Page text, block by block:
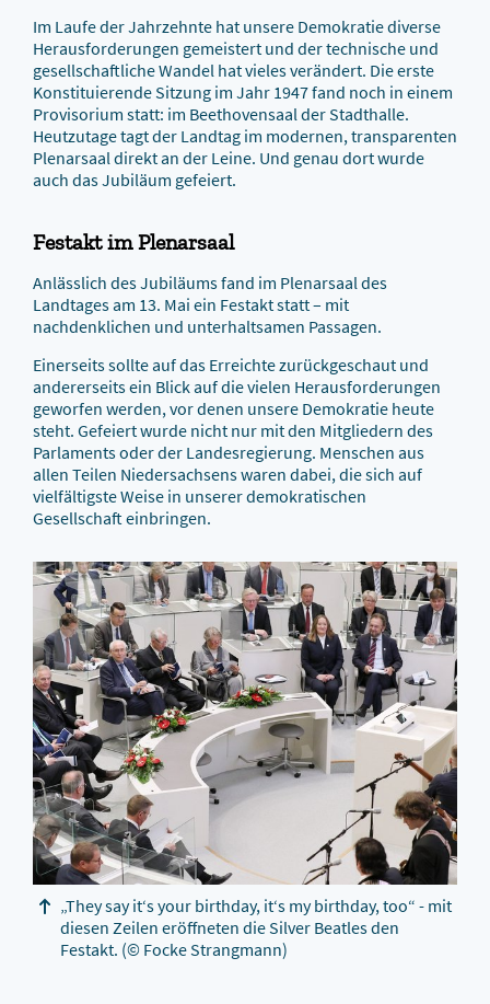
Im Laufe der Jahrzehnte hat unsere Demokratie diverse
Herausforderungen gemeistert und der technische und
gesellschaftliche Wandel hat vieles verändert. Die erste
Konstituierende Sitzung im Jahr 1947 fand noch in einem
Provisorium statt: im Beethovensaal der Stadthalle.
Heutzutage tagt der Landtag im modernen, transparenten
Plenarsaal direkt an der Leine. Und genau dort wurde
auch das Jubiläum gefeiert.
Festakt im Plenarsaal
Anlässlich des Jubiläums fand im Plenarsaal des
Landtages am 13. Mai ein Festakt statt – mit
nachdenklichen und unterhaltsamen Passagen.
Einerseits sollte auf das Erreichte zurückgeschaut und
andererseits ein Blick auf die vielen Herausforderungen
geworfen werden, vor denen unsere Demokratie heute
steht. Gefeiert wurde nicht nur mit den Mitgliedern des
Parlaments oder der Landesregierung. Menschen aus
allen Teilen Niedersachsens waren dabei, die sich auf
vielfältigste Weise in unserer demokratischen
Gesellschaft einbringen.
„They say it‘s your birthday, it‘s my birthday, too“ - mit
diesen Zeilen eröffneten die Silver Beatles den
Festakt. (© Focke Strangmann)